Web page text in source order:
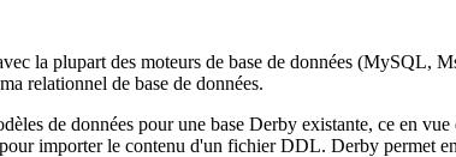
la plupart des moteurs de base de données (MySQL,
relationnel de base de données.
de données pour une base Derby existante, ce en
importer le contenu d'un fichier DDL. Derby permet